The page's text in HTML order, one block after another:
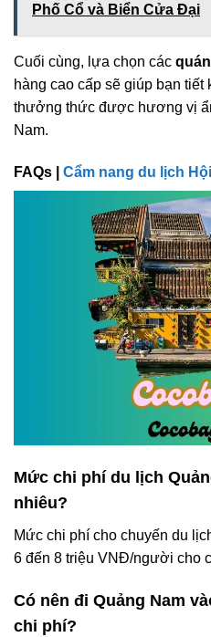
Phố Cổ và Biển Cửa Đại
Cuối cùng, lựa chọn các
hàng cao cấp sẽ giúp bạn tiết
thưởng thức được hương vị
Nam.
FAQs | Cẩm nang du lịch
Mức chi phí du lịch
nhiêu?
Mức chi phí cho chuyến du
6 đến 8 triệu VNĐ/người cho
Có nên đi Quảng Nam
chi phí?